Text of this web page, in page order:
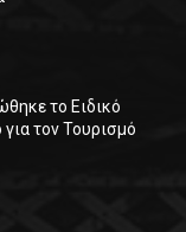
το Ειδικό
τον Τουρισμό